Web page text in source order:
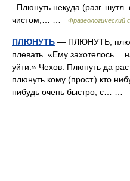
Плюнуть некуда (разг.
чистом,… …
Фразеологический
ПЛЮНУТЬ — ПЛЮНУТЬ,
плевать. «Ему захотелось…
уйти.» Чехов. Плюнуть да
плюнуть кому (прост.) кто
нибудь очень быстро, с… …